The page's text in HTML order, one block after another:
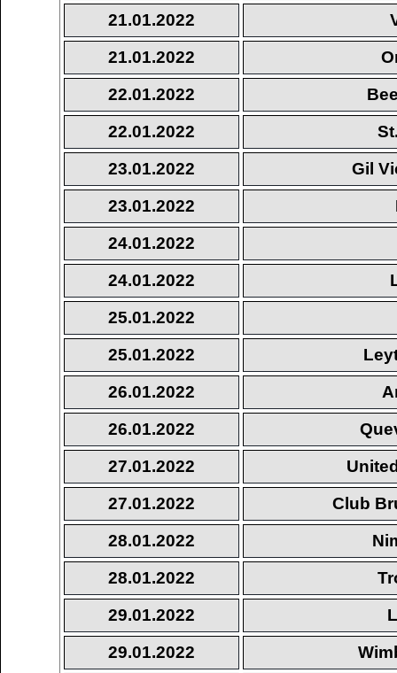
21.01.2022
21.01.2022
22.01.2022
22.01.2022
23.01.2022
Gil
23.01.2022
24.01.2022
24.01.2022
25.01.2022
25.01.2022
26.01.2022
26.01.2022
27.01.2022
27.01.2022
Club
28.01.2022
28.01.2022
29.01.2022
29.01.2022